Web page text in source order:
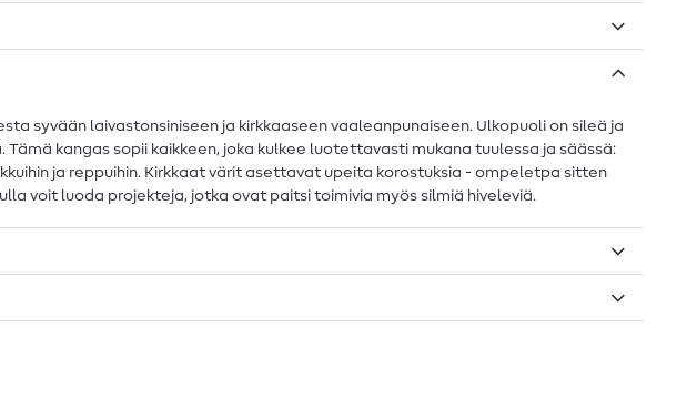
syvään laivastonsiniseen ja kirkkaaseen vaaleanpunaiseen. Ulkopuoli on sileä ja
kangas sopii kaikkeen, joka kulkee luotettavasti mukana tuulessa ja säässä:
ja reppuihin. Kirkkaat värit asettavat upeita korostuksia - ompeletpa sitten
voit luoda projekteja, jotka ovat paitsi toimivia myös silmiä hiveleviä.